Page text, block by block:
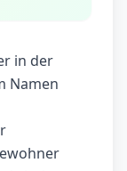
in der
Namen